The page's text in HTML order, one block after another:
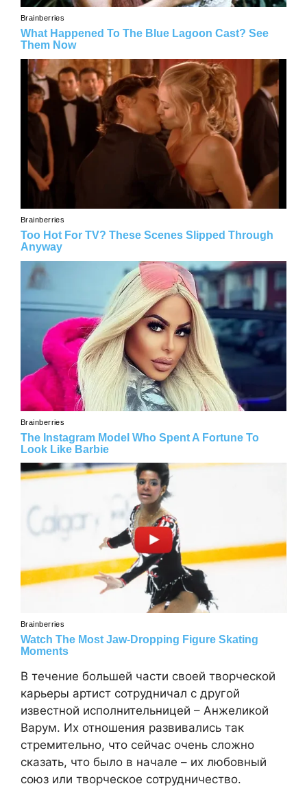
В течение большей части своей творческой
карьеры артист сотрудничал с другой
известной исполнительницей – Анжеликой
Варум. Их отношения развивались так
стремительно, что сейчас очень сложно
сказать, что было в начале – их любовный
союз или творческое сотрудничество.